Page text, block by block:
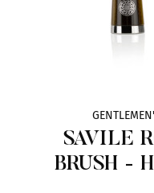
SAVILE
BRUSH -